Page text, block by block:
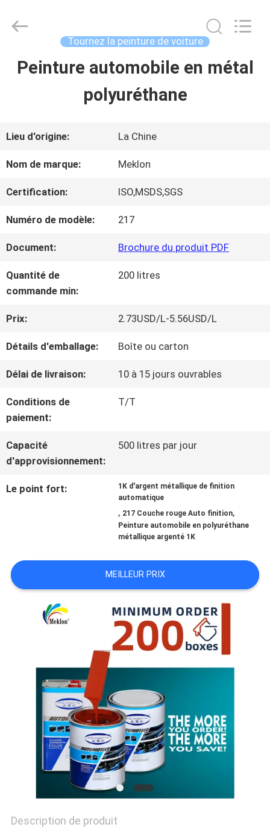
APERÇU
VIDÉOS
PROPOS
DE
NOUS
D'USINE
CONTRÔLE
DE
LA
QUALITÉ
NOUVELLES
DEMANDE
SOUMISSION
PLAN
POLITIQUE
Meklon
Tournez la peinture de voiture
Peinture automobile en métal
polyuréthane
Lieu d'origine: La Chine
Nom de marque: Meklon
Certification: ISO,MSDS,SGS
Numéro de modèle: 217
Document: Brochure du produit PDF
Quantité de
commande min:
200 litres
Prix: 2.73USD/L-5.56USD/L
Détails d'emballage: Boîte ou carton
Délai de livraison: 10 à 15 jours ouvrables
Conditions de
paiement:
T/T
Capacité
d'approvisionnement:
500 litres par jour
Le point fort:
1K d'argent métallique de finition
automatique
, 217 Couche rouge Auto finition,
Peinture automobile en polyuréthane
métallique argenté 1K
MEILLEUR PRIX
Description de produit